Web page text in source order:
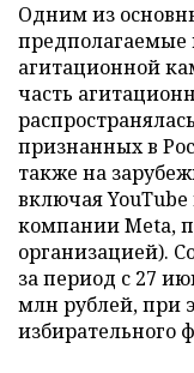
Одним из
агитационной
часть
признанных в
также на
включая
компании Meta,
организацией).
за период с 27
млн рублей, при
избирательного